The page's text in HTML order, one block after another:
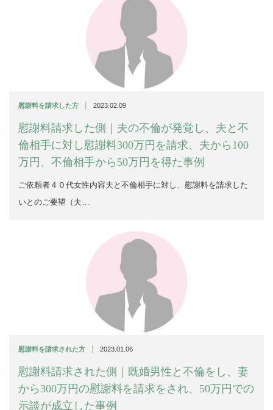
慰謝料を請求した方 | 2023.02.09
慰謝料請求した側｜夫の不倫が発覚し、夫と不
倫相手に対し慰謝料300万円を請求、夫から100
万円、不倫相手から50万円を得た事例
ご依頼者４０代女性内容夫と不倫相手に対し、慰謝料を請求した
いとのご要望（夫…
慰謝料を請求された方 | 2023.01.06
慰謝料請求された側｜既婚男性と不倫をし、妻
から300万円の慰謝料を請求をされ、50万円での
示談が成立した事例